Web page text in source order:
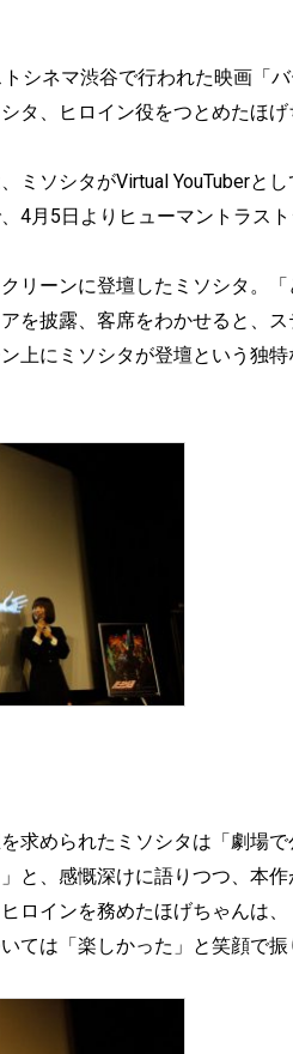
シネマ渋谷で行われた映画「
タ、ヒロイン役をつとめたほげ
ミソシタがVirtual YouTuberと
4月5日よりヒューマントラス
リーンに登壇したミソシタ。
を披露、客席をわかせると、
上にミソシタが登壇という独
求められたミソシタは「劇場
と、感慨深けに語りつつ、本
ロインを務めたほげちゃんは
ては「楽しかった」と笑顔で振